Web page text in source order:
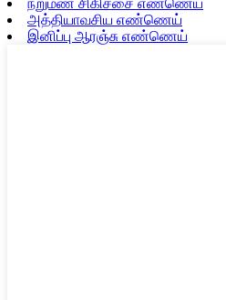
நறுமண சிகிச்சை எண்ணெய்
அத்தியாவசிய எண்ணெய்
இனிப்பு ஆரஞ்சு எண்ணெய்